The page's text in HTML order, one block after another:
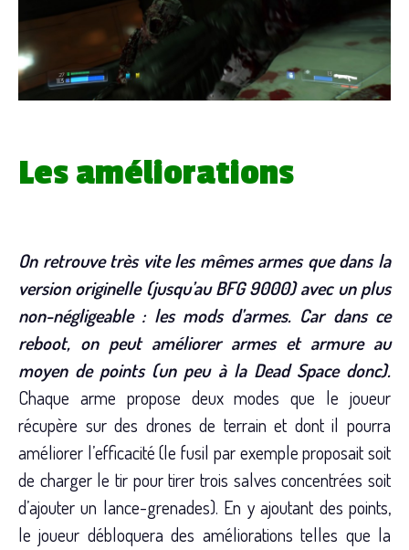
Les améliorations
On retrouve très vite les mêmes armes que dans la
version originelle (jusqu’au BFG 9000) avec un plus
non-négligeable : les mods d’armes. Car dans ce
reboot, on peut améliorer armes et armure au
moyen de points (un peu à la Dead Space donc).
Chaque arme propose deux modes que le joueur
récupère sur des drones de terrain et dont il pourra
améliorer l’efficacité (le fusil par exemple proposait soit
de charger le tir pour tirer trois salves concentrées soit
d’ajouter un lance-grenades). En y ajoutant des points,
le joueur débloquera des améliorations telles que la